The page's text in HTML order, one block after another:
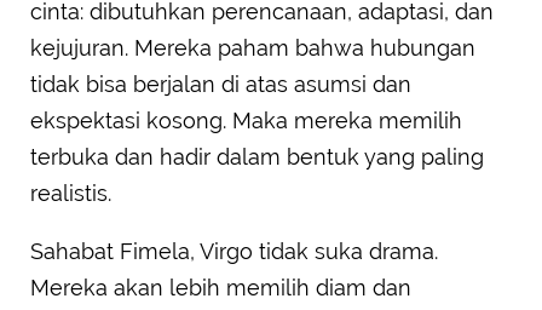
cinta: dibutuhkan perencanaan, adaptasi, dan
kejujuran. Mereka paham bahwa hubungan
tidak bisa berjalan di atas asumsi dan
ekspektasi kosong. Maka mereka memilih
terbuka dan hadir dalam bentuk yang paling
realistis.
Sahabat Fimela, Virgo tidak suka drama.
Mereka akan lebih memilih diam dan